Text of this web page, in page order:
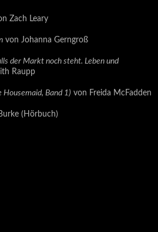
Zach Leary
von Johanna Gerngroß
der Markt noch steht. Leben und
Raupp
Housemaid, Band 1) von Freida McFadden
(Hörbuch)